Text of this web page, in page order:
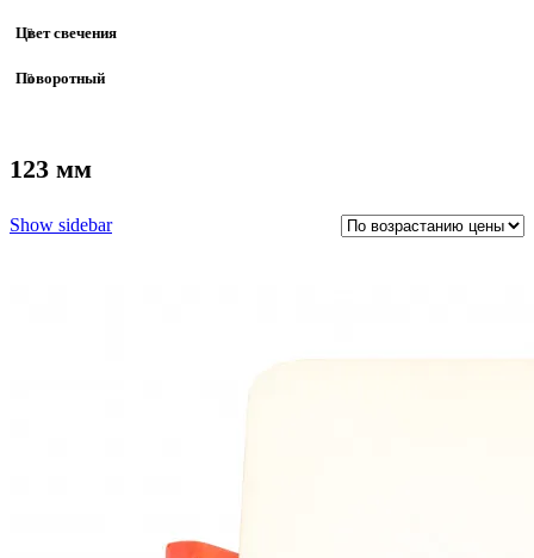
Цвет свечения
Поворотный
123 мм
Show sidebar